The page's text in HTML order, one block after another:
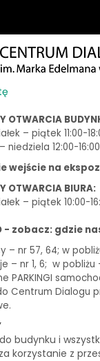
OTWARCIA
– piątek 11:00-
niedziela 12:00-16:00
wejście na
OTWARCIA BIURA:
– piątek 10:00-
- zobacz: gdzie
– nr 57, 64; w
– nr 1, 6; w pobliżu
PARKINGI
Centrum Dialogu
budynku i
korzystanie z